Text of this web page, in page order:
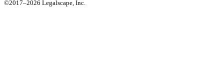
©2017–2026 Legalscape, Inc.